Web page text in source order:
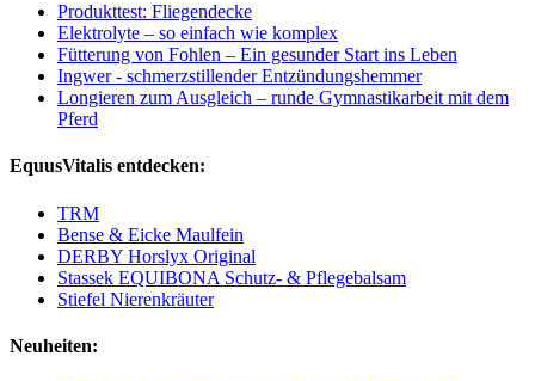
Produkttest: Fliegendecke
Elektrolyte – so einfach wie komplex
Fütterung von Fohlen – Ein gesunder Start ins Leben
Ingwer - schmerzstillender Entzündungshemmer
Longieren zum Ausgleich – runde Gymnastikarbeit mit dem
Pferd
EquusVitalis entdecken:
TRM
Bense & Eicke Maulfein
DERBY Horslyx Original
Stassek EQUIBONA Schutz- & Pflegebalsam
Stiefel Nierenkräuter
Neuheiten: